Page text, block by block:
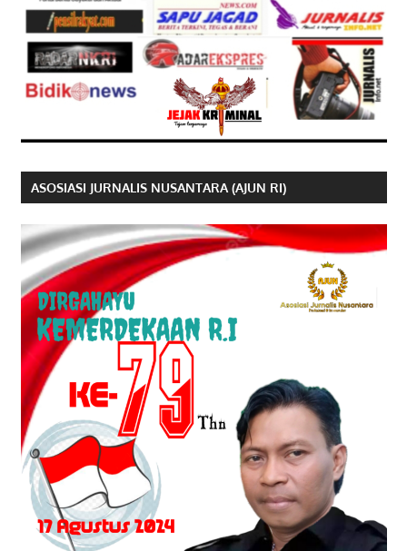
ASOSIASI JURNALIS NUSANTARA (AJUN RI)